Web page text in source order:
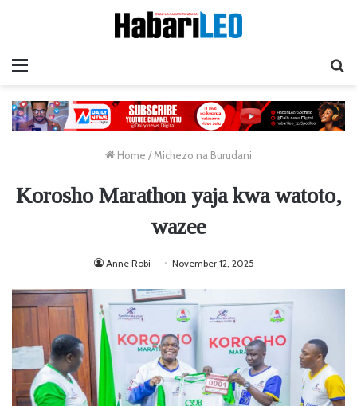
Home /Michezo na Burudani
Korosho Marathon yaja kwa watoto,
wazee
Anne Robi November 12, 2025